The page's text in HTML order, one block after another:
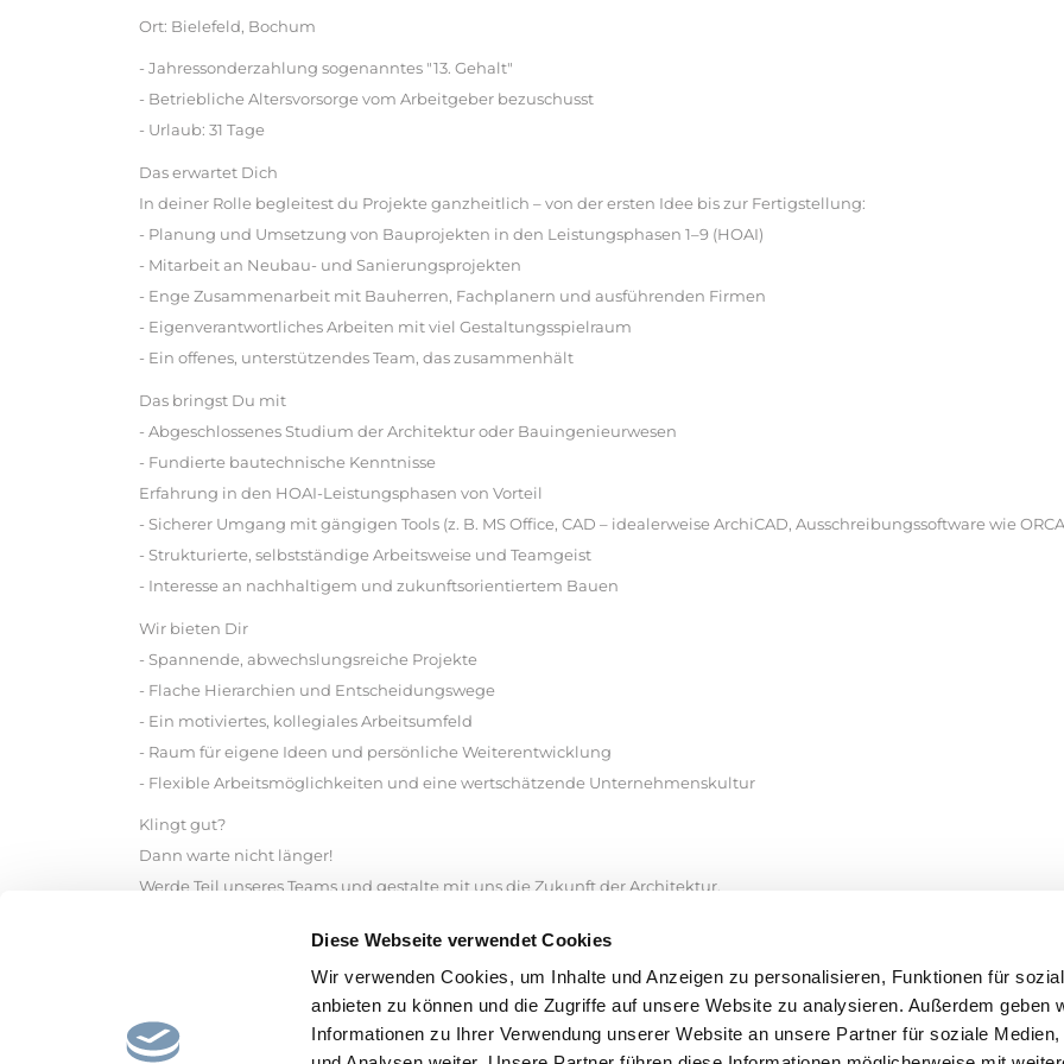
Diese Webseite verwendet Cookies
Wir verwenden Cookies, um Inhalte und Anzeigen zu personalisieren, Funktionen für
anbieten zu können und die Zugriffe auf unsere Website zu analysieren. Außerdem geben
Informationen zu Ihrer Verwendung unserer Website an unsere Partner für soziale Medien,
Ort: Bielefeld, Bochum
- Jahressonderzahlung sogenanntes "13. Gehalt"
- Betriebliche Altersvorsorge vom Arbeitgeber bezuschusst
- Urlaub: 31 Tage
Das erwartet Dich
In deiner Rolle begleitest du Projekte ganzheitlich – von der ersten Idee bis zur Fertigstellung:
- Planung und Umsetzung von Bauprojekten in den Leistungsphasen 1–9 (HOAI)
- Mitarbeit an Neubau- und Sanierungsprojekten
- Enge Zusammenarbeit mit Bauherren, Fachplanern und ausführenden Firmen
- Eigenverantwortliches Arbeiten mit viel Gestaltungsspielraum
- Ein offenes, unterstützendes Team, das zusammenhält
Das bringst Du mit
- Abgeschlossenes Studium der Architektur oder Bauingenieurwesen
- Fundierte bautechnische Kenntnisse
Erfahrung in den HOAI-Leistungsphasen von Vorteil
- Sicherer Umgang mit gängigen Tools (z. B. MS Office, CAD – idealerweise ArchiCAD, Ausschreibungssoftware wie
- Strukturierte, selbstständige Arbeitsweise und Teamgeist
- Interesse an nachhaltigem und zukunftsorientiertem Bauen
Wir bieten Dir
- Spannende, abwechslungsreiche Projekte
- Flache Hierarchien und Entscheidungswege
- Ein motiviertes, kollegiales Arbeitsumfeld
- Raum für eigene Ideen und persönliche Weiterentwicklung
- Flexible Arbeitsmöglichkeiten und eine wertschätzende Unternehmenskultur
Klingt gut?
Dann warte nicht länger!
Werde Teil unseres Teams und gestalte mit uns die Zukunft der Architektur.
Jörn Henning, Tel. +49 521 801 2210, joern.henning@johanniswerk-proservice.de
Mehr über uns auf www.johanneswerk-proservice.de